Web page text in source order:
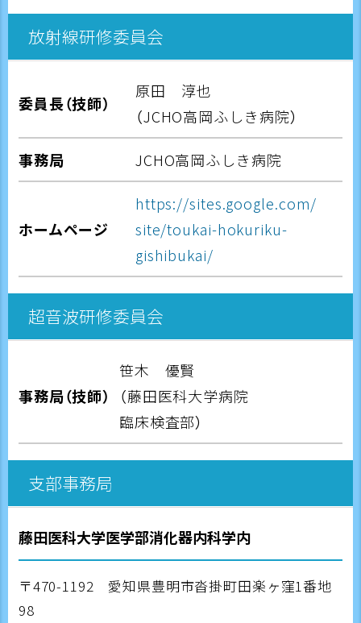
放射線研修委員会
委員長（技師）
原田 淳也
（JCHO高岡ふしき病院）
事務局 JCHO高岡ふしき病院
ホームページ
https://sites.google.com/
site/toukai-hokuriku-
gishibukai/
超音波研修委員会
事務局（技師）
笹木 優賢
（藤田医科大学病院
臨床検査部）
支部事務局
藤田医科大学医学部消化器内科学内
〒470-1192 愛知県豊明市沓掛町田楽ヶ窪1番地
98